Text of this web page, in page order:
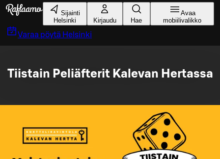
Siirry pääsisältöön
Sijainti
Helsinki
Kirjaudu Hae
Avaa
mobiilivalikko
Varaa pöytä Helsinki
Tiistain Peliäfterit Kalevan Hertassa